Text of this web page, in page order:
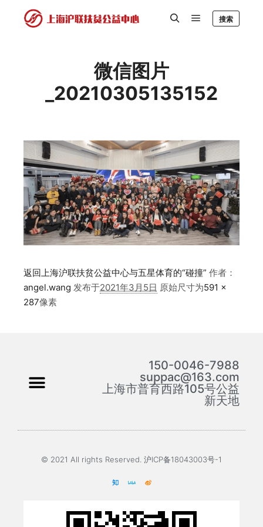
搜索
微信图片
_20210305135152
返回上海沪联扶贫公益中心与五星体育的“碰撞” 作者：
angel.wang 发布于2021年3月5日 原始尺寸为591 ×
287像素
150-0046-7988
suppac@163.com
上海市普育西路105号公益
新天地
© 2021 All rights Reserved. 沪ICP备18043003号-1